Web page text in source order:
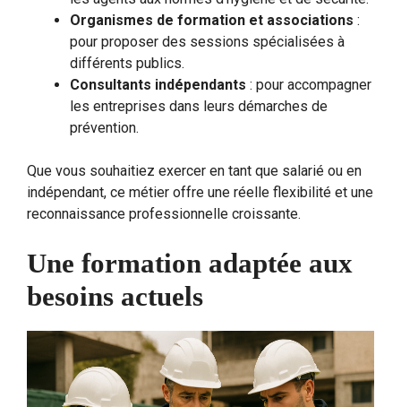
Organismes de formation et associations :
pour proposer des sessions spécialisées à
différents publics.
Consultants indépendants : pour accompagner
les entreprises dans leurs démarches de
prévention.
Que vous souhaitiez exercer en tant que salarié ou en
indépendant, ce métier offre une réelle flexibilité et une
reconnaissance professionnelle croissante.
Une formation adaptée aux
besoins actuels